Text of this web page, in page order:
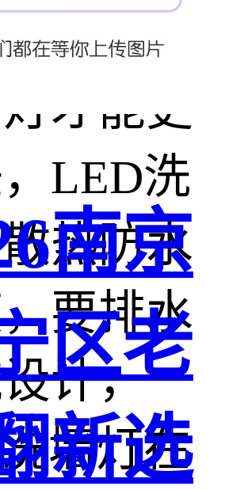
率的LED
才能更
LED洗
热防水
要排水
计，
墙灯在
南京
区老
新选